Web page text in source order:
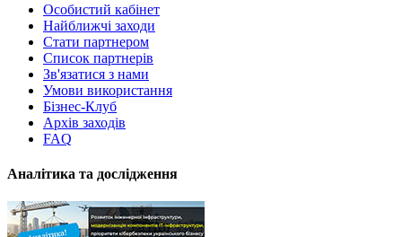
Особистий кабінет
Найближчі заходи
Стати партнером
Список партнерів
Зв'язатися з нами
Умови використання
Бізнес-Клуб
Архів заходів
FAQ
Аналітика та дослідження